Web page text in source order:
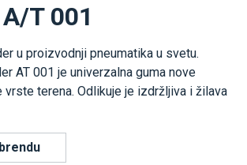
A/T 001
u proizvodnji pneumatika u svetu.
AT 001 je univerzalna guma nove
vrste terena. Odlikuje je izdržljiva i žilava